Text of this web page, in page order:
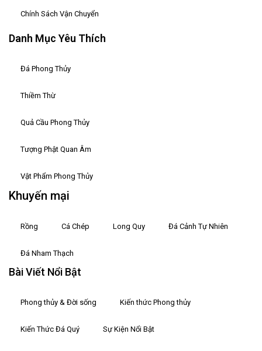
Chính Sách Vận Chuyển
Danh Mục Yêu Thích
Đá Phong Thủy
Thiềm Thừ
Quả Cầu Phong Thủy
Tượng Phật Quan Âm
Vật Phẩm Phong Thủy
Khuyến mại
Rồng Cá Chép Long Quy Đá Cảnh Tự Nhiên
Đá Nham Thạch
Bài Viết Nổi Bật
Phong thủy & Đời sống Kiến thức Phong thủy
Kiến Thức Đá Quý Sự Kiện Nổi Bật